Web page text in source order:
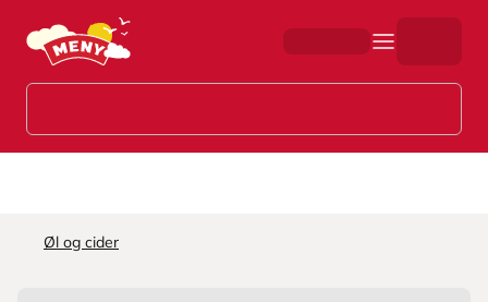
Hopp til hovedinnhold
Øl og cider